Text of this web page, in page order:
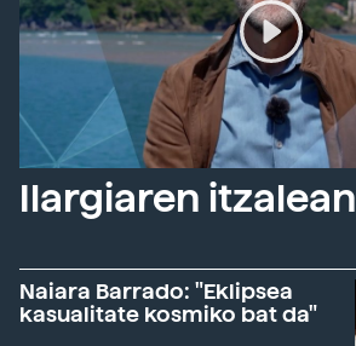
Ilargiaren itzalean
Naiara Barrado: "Eklipsea
kasualitate kosmiko bat da"